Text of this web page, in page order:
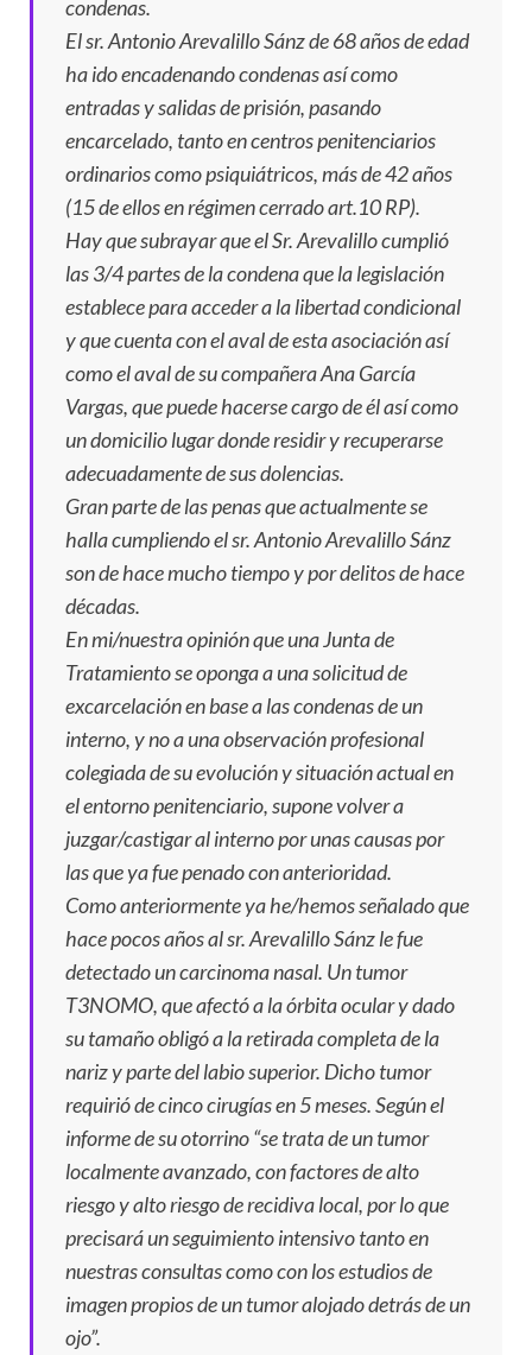
condenas.
El sr. Antonio Arevalillo Sánz de 68 años de edad
ha ido encadenando condenas así como
entradas y salidas de prisión, pasando
encarcelado, tanto en centros penitenciarios
ordinarios como psiquiátricos, más de 42 años
(15 de ellos en régimen cerrado art.10 RP).
Hay que subrayar que el Sr. Arevalillo cumplió
las 3/4 partes de la condena que la legislación
establece para acceder a la libertad condicional
y que cuenta con el aval de esta asociación así
como el aval de su compañera Ana García
Vargas, que puede hacerse cargo de él así como
un domicilio lugar donde residir y recuperarse
adecuadamente de sus dolencias.
Gran parte de las penas que actualmente se
halla cumpliendo el sr. Antonio Arevalillo Sánz
son de hace mucho tiempo y por delitos de hace
décadas.
En mi/nuestra opinión que una Junta de
Tratamiento se oponga a una solicitud de
excarcelación en base a las condenas de un
interno, y no a una observación profesional
colegiada de su evolución y situación actual en
el entorno penitenciario, supone volver a
juzgar/castigar al interno por unas causas por
las que ya fue penado con anterioridad.
Como anteriormente ya he/hemos señalado que
hace pocos años al sr. Arevalillo Sánz le fue
detectado un carcinoma nasal. Un tumor
T3NOMO, que afectó a la órbita ocular y dado
su tamaño obligó a la retirada completa de la
nariz y parte del labio superior. Dicho tumor
requirió de cinco cirugías en 5 meses. Según el
informe de su otorrino “se trata de un tumor
localmente avanzado, con factores de alto
riesgo y alto riesgo de recidiva local, por lo que
precisará un seguimiento intensivo tanto en
nuestras consultas como con los estudios de
imagen propios de un tumor alojado detrás de un
ojo”.